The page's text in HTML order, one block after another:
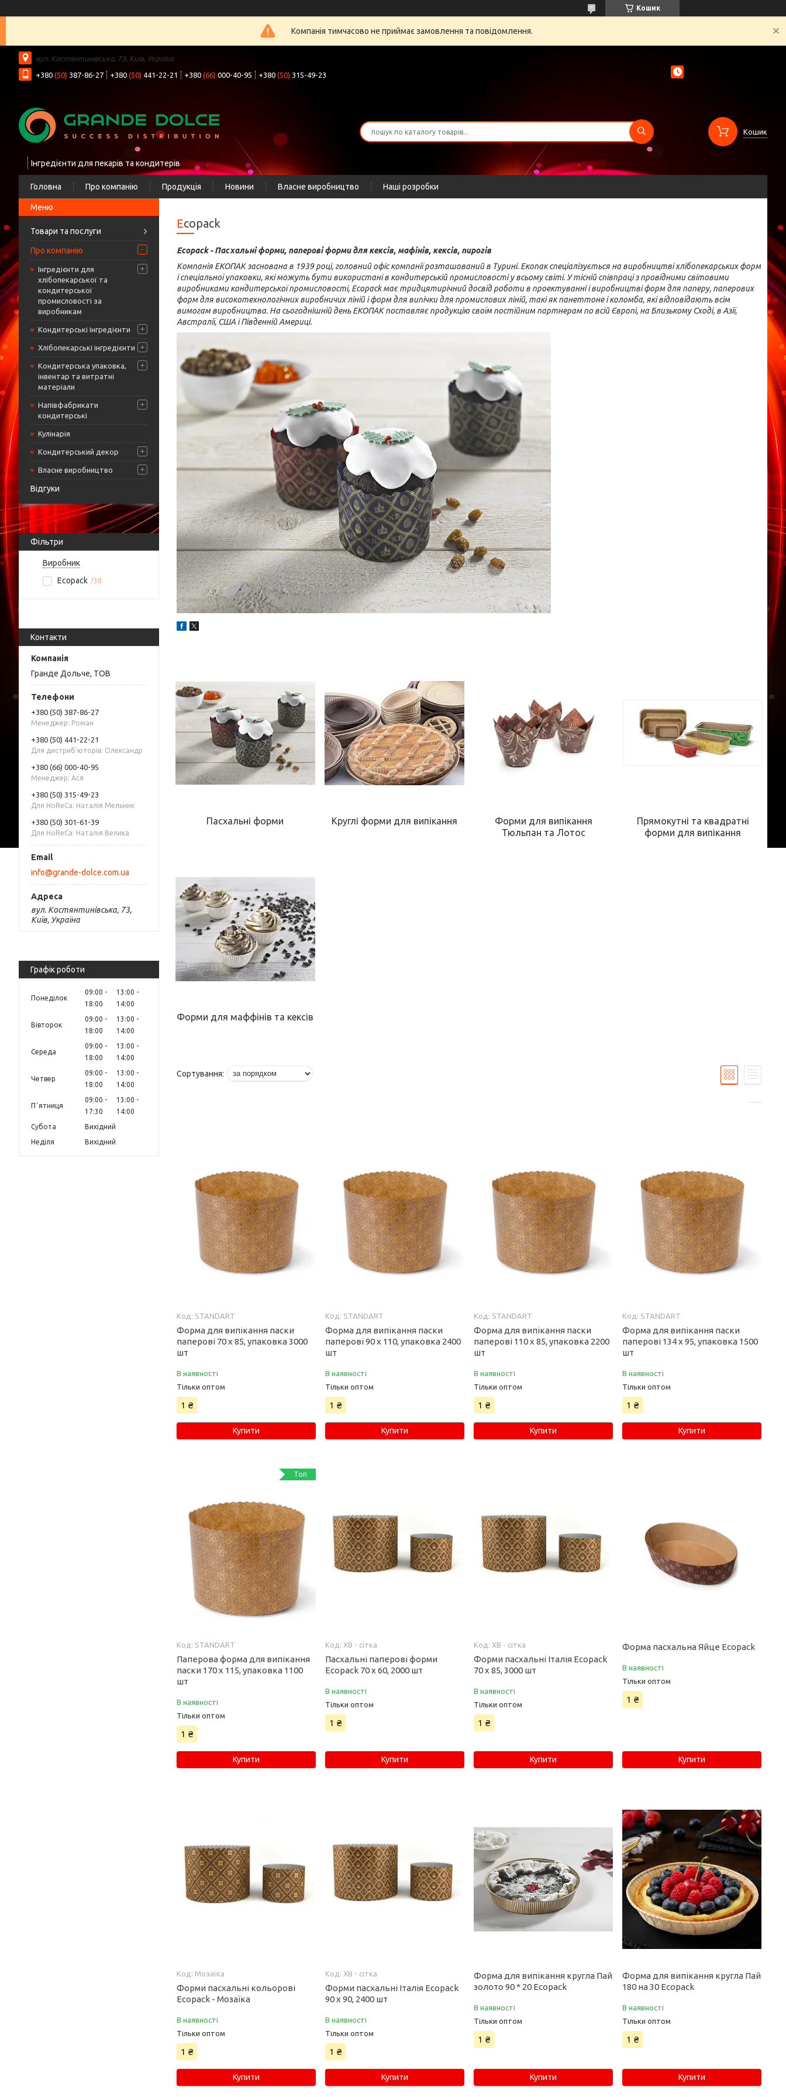
Кошик
Компанія тимчасово не приймає замовлення та повідомлення.
вул. Костянтинівська, 73, Київ, Україна
+380 (50) 387-86-27 +380 (50) 441-22-21 +380 (66) 000-40-95 +380 (50) 315-49-23
Інгредієнти для пекарів та кондитерів
Кошик
Головна Про компанію Продукція Новини Власне виробництво Наші розробки
Товари та послуги
Про компанію
Інгредієнти для
хлібопекарської та
кондитерської
промисловості за
виробникам
Кондитерські інгредієнти
Хлібопекарські інгредієнти
Кондитерська упаковка,
інвентар та витратні
матеріали
Напівфабрикати
кондитерські
Кулінарія
Кондитерський декор
Власне виробництво
Відгуки
Фільтри
Виробник
Ecopack
30
Контакти
Гранде Дольче, ТОВ
+380 (50) 387-86-27
Менеджер: Роман
+380 (50) 441-22-21
Для дистриб'юторів: Олександр
+380 (66) 000-40-95
Менеджер: Ася
+380 (50) 315-49-23
Для HoReCa: Наталія Мельник
+380 (50) 301-61-39
Для HoReCa: Наталія Велика
info@grande-dolce.com.ua
вул. Костянтинівська, 73,
Київ, Україна
Графік роботи
Понеділок
09:00
18:00
13:00
14:00
Вівторок
09:00
18:00
13:00
14:00
Середа
09:00
18:00
13:00
14:00
Четвер
09:00
18:00
13:00
14:00
Пʼятниця
09:00
17:30
13:00
14:00
Субота
Вихідний
Неділя
Вихідний
Ecopack
Ecopack - Пасхальні форми, паперові форми для кексів, мафінів, кексів, пирогів
Компанія ЕКОПАК заснована в 1939 році, головний офіс компанії розташований в Турині. Екопак спеціалізується на виробництві хлібопекарських форм
і спеціальної упаковки, які можуть бути використані в кондитерській промисловості у всьому світі. У тісній співпраці з провідними світовими
виробниками кондитерської промисловості, Ecopack має тридцятирічний досвід роботи в проектуванні і виробництві форм для паперу, паперових
форм для високотехнологічних виробничих ліній і форм для випічки для промислових ліній, такі як панеттоне і коломба, які відповідають всім
вимогам виробництва. На сьогоднішній день ЕКОПАК поставляє продукцію своїм постійним партнерам по всій Європі, на Близькому Сході, в Азії,
Австралії, США і Південній Америці.
Пасхальні форми Круглі форми для випікання
Форми для випікання
Тюльпан та Лотос
Прямокутні та квадратні
форми для випікання
Форми для маффінів та кексів
STANDART
Форма для випікання паски
паперові 70 х 85, упаковка 3000
шт
В наявності
Тільки оптом
1 ₴
Купити
STANDART
Форма для випікання паски
паперові 90 х 110, упаковка 2400
шт
В наявності
Тільки оптом
1 ₴
Купити
STANDART
Форма для випікання паски
паперові 110 х 85, упаковка 2200
шт
В наявності
Тільки оптом
1 ₴
Купити
STANDART
Форма для випікання паски
паперові 134 х 95, упаковка 1500
шт
В наявності
Тільки оптом
1 ₴
Купити
Топ
STANDART
Паперова форма для випікання
паски 170 х 115, упаковка 1100
шт
В наявності
Тільки оптом
1 ₴
Купити
ХВ - сітка
Пасхальні паперові форми
Ecopack 70 х 60, 2000 шт
В наявності
Тільки оптом
1 ₴
Купити
ХВ - сітка
Форми пасхальні Італія Ecopack
70 х 85, 3000 шт
В наявності
Тільки оптом
1 ₴
Купити
Форма пасхальна Яйце Ecopack
В наявності
Тільки оптом
1 ₴
Купити
Мозаїка
Форми пасхальні кольорові
Ecopack - Мозаїка
В наявності
Тільки оптом
1 ₴
Купити
ХВ - сітка
Форми пасхальні Італія Ecopack
90 х 90, 2400 шт
В наявності
Тільки оптом
1 ₴
Купити
Форма для випікання кругла Пай
золото 90 * 20 Ecopack
В наявності
Тільки оптом
1 ₴
Купити
Форма для випікання кругла Пай
180 на 30 Ecopack
В наявності
Тільки оптом
1 ₴
Купити